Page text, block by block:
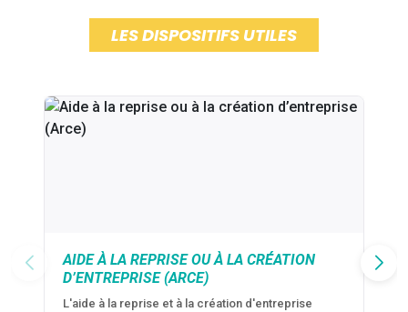
LES DISPOSITIFS UTILES
AIDE À LA REPRISE OU À LA CRÉATION
D’ENTREPRISE (ARCE)
L'aide à la reprise et à la création d'entreprise